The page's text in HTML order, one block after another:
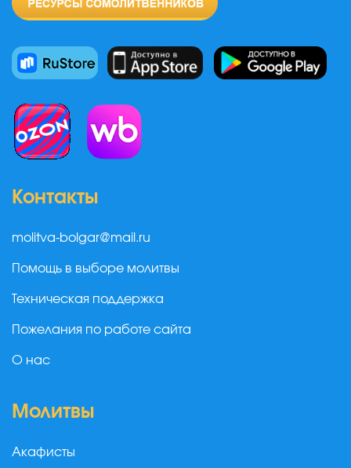
Контакты
molitva-bolgar@mail.ru
Помощь в выборе молитвы
Техническая поддержка
Пожелания по работе сайта
О нас
Молитвы
Акафисты